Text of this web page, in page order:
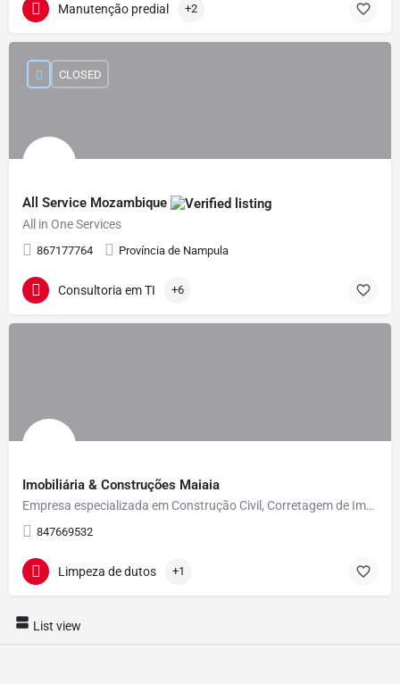
Manutenção predial +2
All Service Mozambique
All in One Services
867177764 Província de Nampula
CLOSED
Consultoria em TI +6
Imobiliária & Construções Maiaia
Empresa especializada em Construção Civil, Corretagem de Imóveis e Limpeza.
847669532
Limpeza de dutos +1
List view